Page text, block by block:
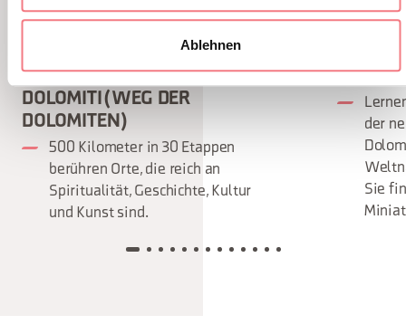
Ablehnen
DER CAMMINO DELLE
DOLOMITI (WEG DER
DOLOMITEN)
500 Kilometer in 30 Etappen
berühren Orte, die reich an
Spiritualität, Geschichte, Kultur
und Kunst sind.
der
Sie